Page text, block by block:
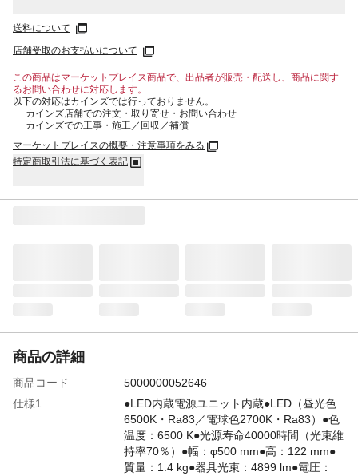
送料について
店舗受取のお支払いについて
この商品はマーケットプレイス商品で、出品者が販売・配送し、商品に関す
るお問い合わせに対応します。
以下の対応はカインズでは行っておりません。
カインズ店舗での注文・取り寄せ・お問い合わせ
カインズでの工事・施工／回収／補償
マーケットプレイスの概要・注意事項をみる
特定商取引法に基づく表記
商品の詳細
商品コード
5000000052646
仕様1
●LED内蔵電源ユニット内蔵●LED（昼光色
6500K・Ra83／電球色2700K・Ra83）●色
温度：6500 K●光源寿命40000時間（光束維
持率70％）●幅：φ500 mm●高：122 mm●
質量：1.4 kg●器具光束：4899 lm●電圧：